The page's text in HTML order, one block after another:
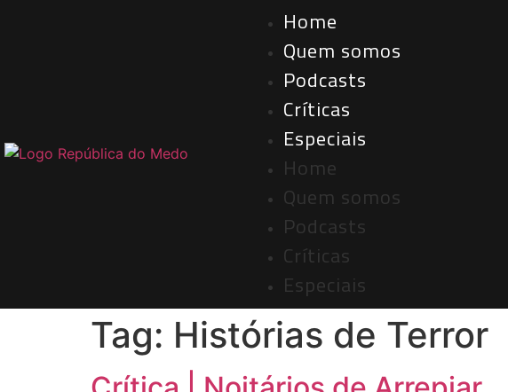
Home
Quem somos
Podcasts
Críticas
Especiais
Home
Quem somos
Podcasts
Críticas
Especiais
Tag: Histórias de Terror